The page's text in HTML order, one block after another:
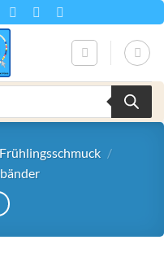
Frühlingsschmuck /